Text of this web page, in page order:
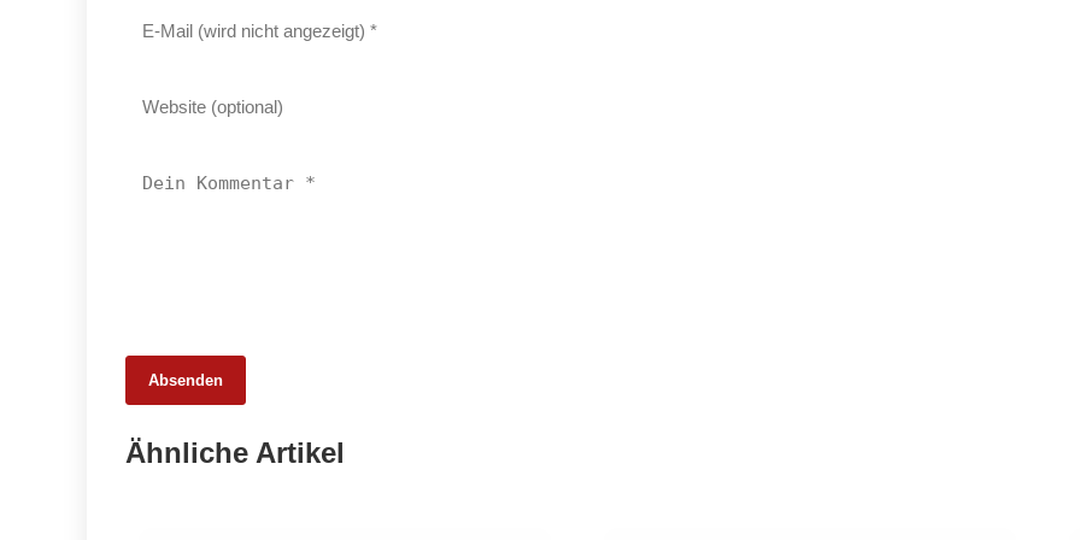
Absenden
Ähnliche Artikel
Metzgersprung begeistert 2.000